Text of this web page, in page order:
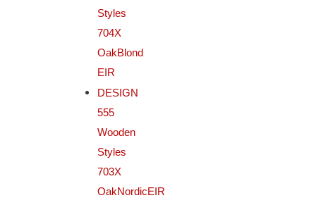
Styles
704X
OakBlond
EIR
DESIGN
555
Wooden
Styles
703X
OakNordicEIR